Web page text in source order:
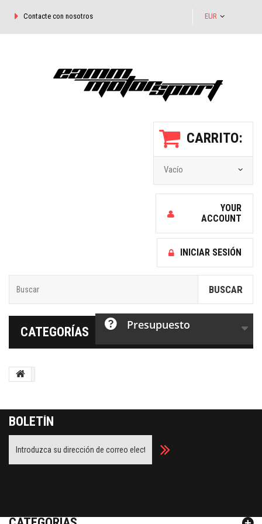
EUR
Contacte con nosotros
CARRITO:
Vacío
YOUR
ACCOUNT
INICIAR SESIÓN
BUSCAR
CATEGORÍAS Presupuesto
BOLETÍN